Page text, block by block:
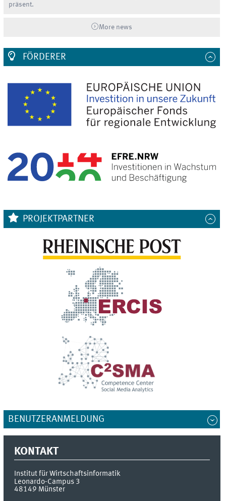
präsent.
More news
FÖRDERER
PROJEKTPARTNER
BENUTZERANMELDUNG
KONTAKT
Institut für Wirtschaftsinformatik
Leonardo-Campus 3
48149 Münster